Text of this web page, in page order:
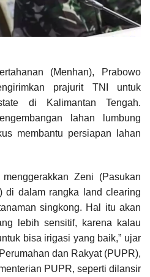
(Menhan), Prabowo
prajurit TNI untuk
di Kalimantan Tengah.
lahan lumbung
membantu persiapan lahan
Zeni (Pasukan
di dalam rangka land clearing
singkong. Hal itu akan
lebih sensitif, karena kalau
bisa irigasi yang baik,” ujar
dan Rakyat (PUPR),
PUPR, seperti dilansir